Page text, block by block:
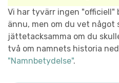
Vi har tyvärr ingen "officiell"
ännu, men om du vet något
jättetacksamma om du
två om namnets historia
"Namnbetydelse".